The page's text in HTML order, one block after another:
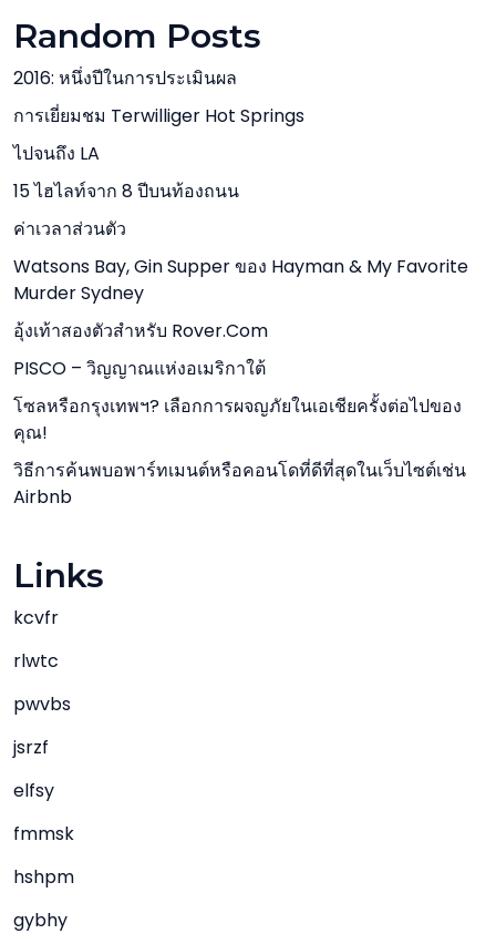
Random Posts
2016: หนึ่งปีในการประเมินผล
การเยี่ยมชม Terwilliger Hot Springs
ไปจนถึง LA
15 ไฮไลท์จาก 8 ปีบนท้องถนน
ค่าเวลาส่วนตัว
Watsons Bay, Gin Supper ของ Hayman & My Favorite
Murder Sydney
อุ้งเท้าสองตัวสำหรับ Rover.com
PISCO – วิญญาณแห่งอเมริกาใต้
โซลหรือกรุงเทพฯ? เลือกการผจญภัยในเอเชียครั้งต่อไปของ
คุณ!
วิธีการค้นพบอพาร์ทเมนต์หรือคอนโดที่ดีที่สุดในเว็บไซต์เช่น
Airbnb
Links
kcvfr
rlwtc
pwvbs
jsrzf
elfsy
fmmsk
hshpm
gybhy